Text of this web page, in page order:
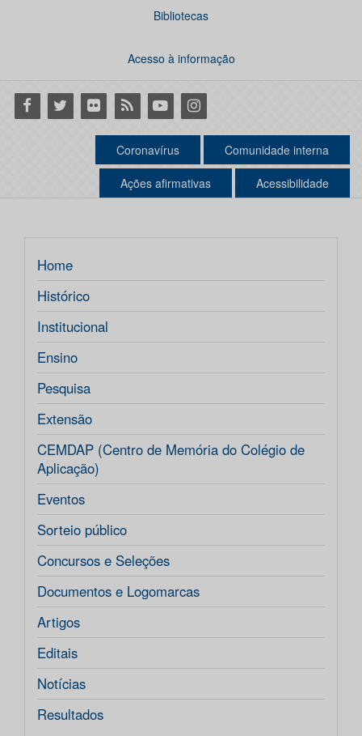
Bibliotecas
Acesso à informação
Facebook
Twitter Flickr RSS YoutubeInstagram
Coronavírus Comunidade interna
Ações afirmativas Acessibilidade
Home
Histórico
Institucional
Ensino
Pesquisa
Extensão
CEMDAP (Centro de Memória do Colégio de
Aplicação)
Eventos
Sorteio público
Concursos e Seleções
Documentos e Logomarcas
Artigos
Editais
Notícias
Resultados